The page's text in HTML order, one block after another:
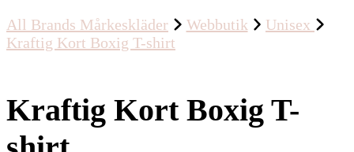
All Brands Mårkeskläder Webbutik
Unisex
Kraftig Kort Boxig T-shirt
Kraftig Kort Boxig T-